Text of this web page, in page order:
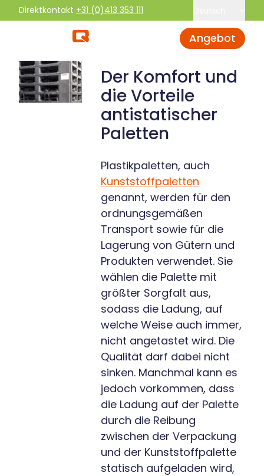
Direktkontakt +31 (0)413 353 111
Angebot
Der Komfort und
die Vorteile
antistatischer
Paletten
Plastikpaletten, auch
Kunststoffpaletten
genannt, werden für den
ordnungsgemäßen
Transport sowie für die
Lagerung von Gütern und
Produkten verwendet. Sie
wählen die Palette mit
größter Sorgfalt aus,
sodass die Ladung, auf
welche Weise auch immer,
nicht angetastet wird. Die
Qualität darf dabei nicht
sinken. Manchmal kann es
jedoch vorkommen, dass
die Ladung auf der Palette
durch die Reibung
zwischen der Verpackung
und der Kunststoffpalette
statisch aufgeladen wird,